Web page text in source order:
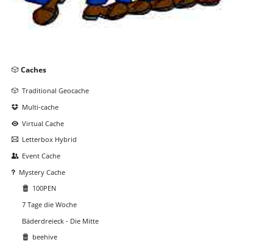
Navigation
Caches
Traditional Geocache
Multi-cache
Virtual Cache
Letterbox Hybrid
Event Cache
Mystery Cache
100PEN
7 Tage die Woche
Bäderdreieck - Die Mitte
beehive